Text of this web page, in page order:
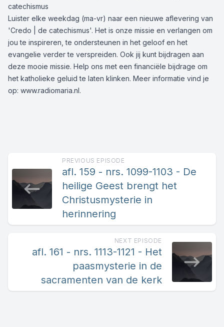
catechismus
Luister elke weekdag (ma-vr) naar een nieuwe aflevering van
'Credo | de catechismus'. Het is onze missie en verlangen om
jou te inspireren, te ondersteunen in het geloof en het
evangelie verder te verspreiden. Ook jij kunt bijdragen aan
deze mooie missie. Help ons met een financiële bijdrage om
het katholieke geluid te laten klinken. Meer informatie vind je
op: www.radiomaria.nl.
PREVIOUS EPISODE
afl. 159 - nrs. 1099-1103 - De
heilige Geest brengt het
Christusmysterie in
herinnering
NEXT EPISODE
afl. 161 - nrs. 1113-1121 - Het
paasmysterie in de
sacramenten van de kerk